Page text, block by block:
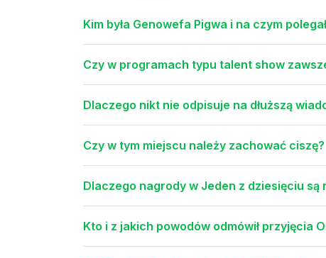
Kim była Genowefa Pigwa i na czym
Czy w programach typu talent show
Dlaczego nikt nie odpisuje na dłuższą
Czy w tym miejscu należy zachować ciszę?
Dlaczego nagrody w Jeden z dziesięciu są
Kto i z jakich powodów odmówił przyjęcia